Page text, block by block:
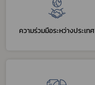
ความร่วมมือระหว่างประเทศ